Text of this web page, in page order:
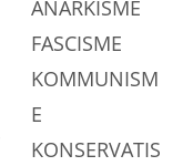
ANARKISME
FASCISME
KOMMUNISM
E
KONSERVATIS